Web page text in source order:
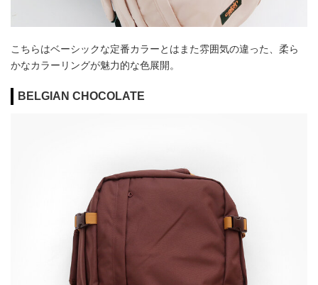
こちらはベーシックな定番カラーとはまた雰囲気の違った、柔ら
かなカラーリングが魅力的な色展開。
BELGIAN CHOCOLATE